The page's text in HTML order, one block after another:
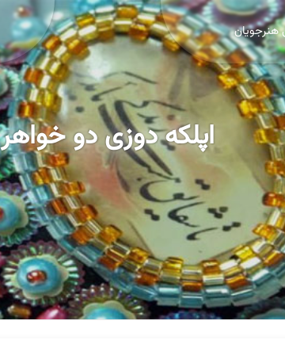
هنرجویان
اپلکه دوزی دو خواهر